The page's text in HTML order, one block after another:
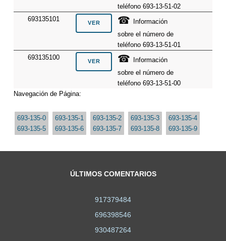
teléfono 693-13-51-02
693135101
☎
Información
sobre el número de
teléfono 693-13-51-01
693135100
☎
Información
sobre el número de
teléfono 693-13-51-00
Navegación de Página:
693-135-0 693-135-1 693-135-2 693-135-3
693-135-4
693-135-5
693-135-6 693-135-7 693-135-8 693-135-9
ÚLTIMOS COMENTARIOS
917379484
696398546
930487264